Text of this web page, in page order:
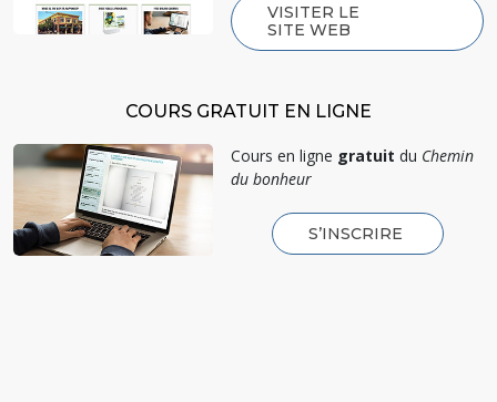
VISITER LE
SITE WEB
COURS GRATUIT EN LIGNE
Cours en ligne gratuit du Chemin
du bonheur
S’INSCRIRE